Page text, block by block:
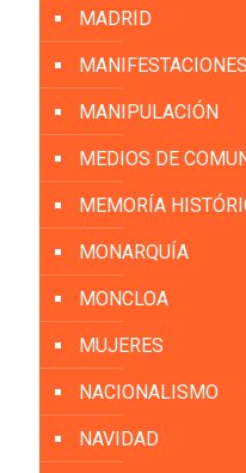
MADRID
MANIFESTACIONES
MANIPULACIÓN
MEDIOS DE
MEMORÍA
MONARQUÍA
MONCLOA
MUJERES
NACIONALISMO
NAVIDAD